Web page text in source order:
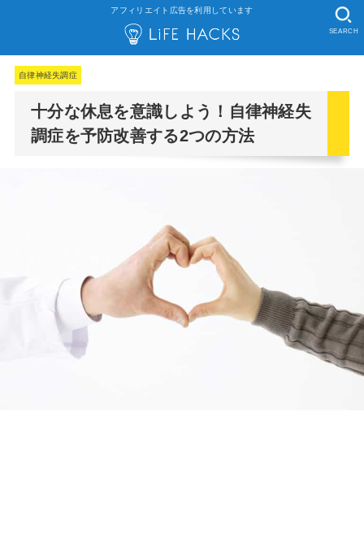
アフィリエイト広告を利用しています
SEARCH
自律神経失調症
十分な休息を意識しよう！自律神経失
調症を予防改善する2つの方法